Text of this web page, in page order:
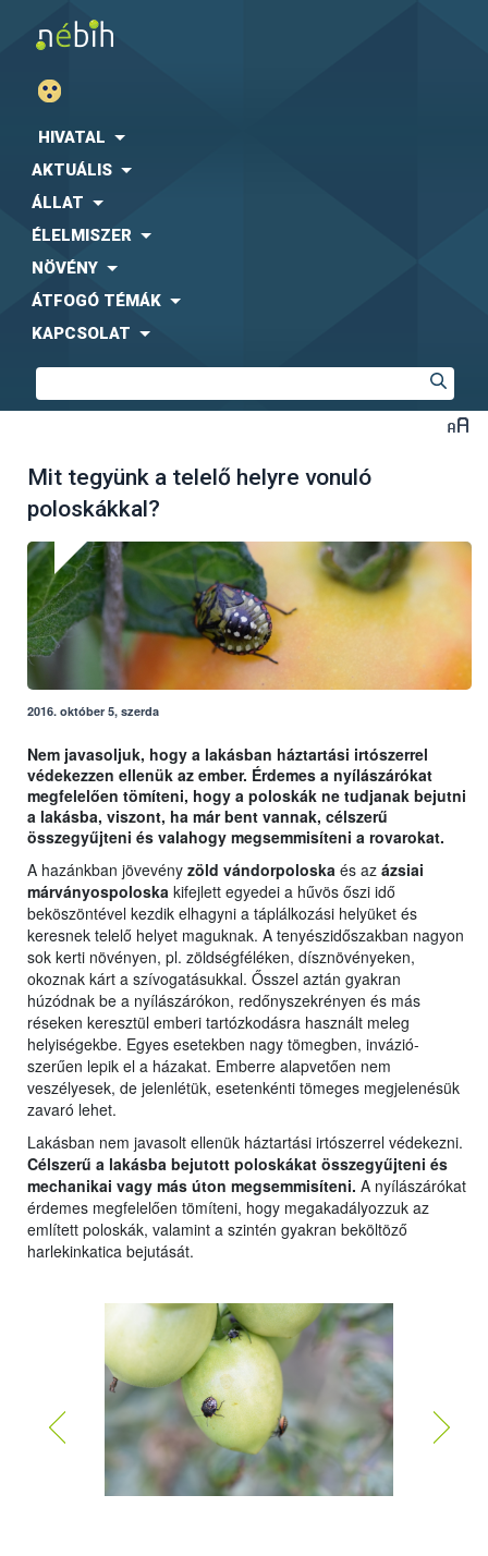
HIVATAL
AKTUÁLIS
ÁLLAT
ÉLELMISZER
NÖVÉNY
ÁTFOGÓ TÉMÁK
KAPCSOLAT
Mit tegyünk a telelő helyre vonuló
poloskákkal?
2016. október 5, szerda
Nem javasoljuk, hogy a lakásban háztartási irtószerrel
védekezzen ellenük az ember. Érdemes a nyílászárókat
megfelelően tömíteni, hogy a poloskák ne tudjanak bejutni
a lakásba, viszont, ha már bent vannak, célszerű
összegyűjteni és valahogy megsemmisíteni a rovarokat.
A hazánkban jövevény zöld vándorpoloska és az ázsiai
márványospoloska kifejlett egyedei a hűvös őszi idő
beköszöntével kezdik elhagyni a táplálkozási helyüket és
keresnek telelő helyet maguknak. A tenyészidőszakban nagyon
sok kerti növényen, pl. zöldségféléken, dísznövényeken,
okoznak kárt a szívogatásukkal. Ősszel aztán gyakran
húzódnak be a nyílászárókon, redőnyszekrényen és más
réseken keresztül emberi tartózkodásra használt meleg
helyiségekbe. Egyes esetekben nagy tömegben, invázió-
szerűen lepik el a házakat. Emberre alapvetően nem
veszélyesek, de jelenlétük, esetenkénti tömeges megjelenésük
zavaró lehet.
Lakásban nem javasolt ellenük háztartási irtószerrel védekezni.
Célszerű a lakásba bejutott poloskákat összegyűjteni és
mechanikai vagy más úton megsemmisíteni. A nyílászárókat
érdemes megfelelően tömíteni, hogy megakadályozzuk az
említett poloskák, valamint a szintén gyakran beköltöző
harlekinkatica bejutását.